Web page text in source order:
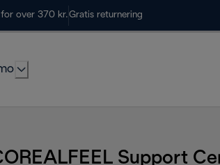
over 370 kr.Gratis returnering
Support